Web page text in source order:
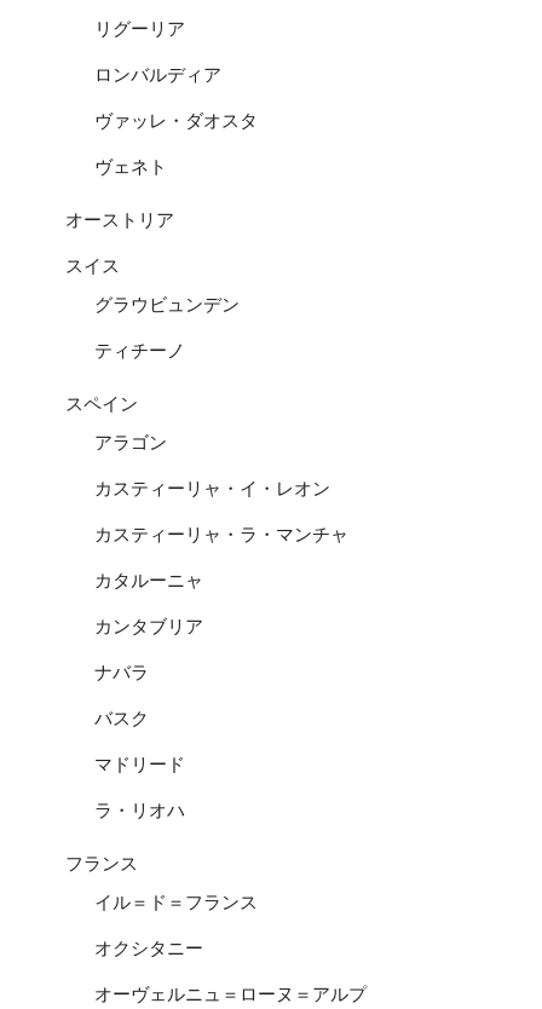
リグーリア
ロンバルディア
ヴァッレ・ダオスタ
ヴェネト
オーストリア
スイス
グラウビュンデン
ティチーノ
スペイン
アラゴン
カスティーリャ・イ・レオン
カスティーリャ・ラ・マンチャ
カタルーニャ
カンタブリア
ナバラ
バスク
マドリード
ラ・リオハ
フランス
イル＝ド＝フランス
オクシタニー
オーヴェルニュ＝ローヌ＝アルプ